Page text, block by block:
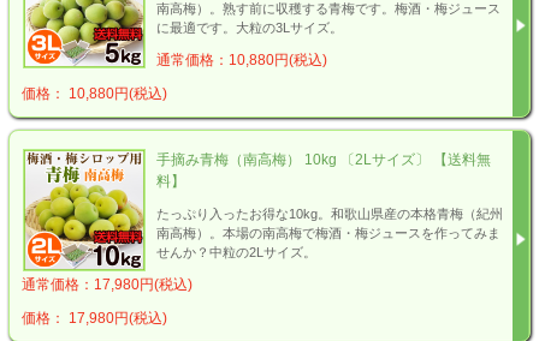
南高梅）。熟す前に収穫する青梅です。梅酒・梅ジュース
に最適です。大粒の3Lサイズ。
通常価格：10,880円(税込)
価格： 10,880円(税込)
手摘み青梅（南高梅） 10kg 〔2Lサイズ〕 【送料無
料】
たっぷり入ったお得な10kg。和歌山県産の本格青梅（紀州
南高梅）。本場の南高梅で梅酒・梅ジュースを作ってみま
せんか？中粒の2Lサイズ。
通常価格：17,980円(税込)
価格： 17,980円(税込)